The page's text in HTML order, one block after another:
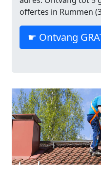
offertes in Rummen
☛ Ontvang